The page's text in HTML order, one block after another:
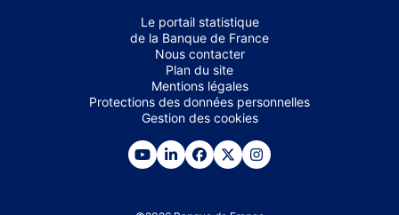
Le portail statistique
de la Banque de France
Nous contacter
Plan du site
Mentions légales
Protections des données personnelles
Gestion des cookies